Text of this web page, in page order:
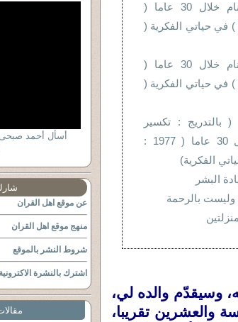
تكسير الأصنام خلال 30 عاما (
1977 : 2007 ) في حياتي الفكرية (
تكسير الأصنام خلال 30 عاما (
1977 : 2007 ) في حياتي الفكرية (
بالتدريج : تكسير
الأصنام خلال 30 عاما ( 1977 :
البشر
وليست بالرحمة
وسيقدّم والده لي،
والعشرين تقريبا،
أسأل أحمد
عن موقع اهل القران
منهج موقع اهل القران
شروط النشر بالموقع
اشترك بالنشرة الاكترونية